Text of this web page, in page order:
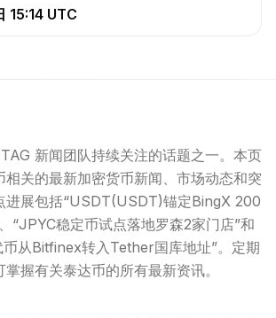
15:14 UTC
新闻团队持续关注的话题之一。本页
相关的最新加密货币新闻、市场动态和突
进展包括“USDT(USDT)锚定BingX 200
“JPYC稳定币试点落地罗森2家门店”和
币从Bitfinex转入Tether国库地址”。定期
握有关泰达币的所有最新资讯。